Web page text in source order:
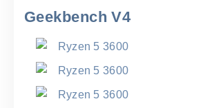
Geekbench V4